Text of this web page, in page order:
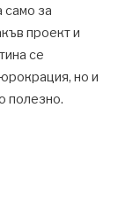
само за
проект и
се
но и
полезно.